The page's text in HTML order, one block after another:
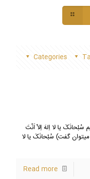
Categories
یا لا اِلهَ اِلاّ اَنْتَ
گفت) سُبْحانَکَ یا لا
Read more